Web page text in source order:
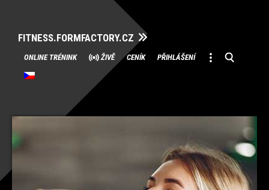
FITNESS.FORMFACTORY.CZ
Přeskočit
na
obsah
ONLINE TRÉNINK ŽIVĚ CENÍK PŘIHLÁŠENÍ